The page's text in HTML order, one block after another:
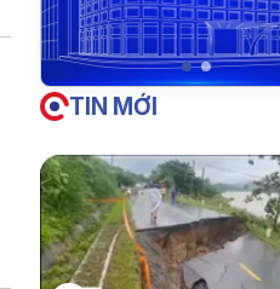
TIN MỚI